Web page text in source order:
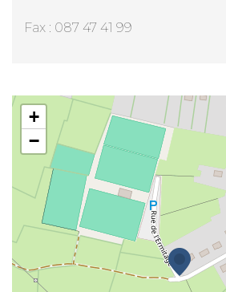
Fax : 087 47 41 99
ACT
+
−